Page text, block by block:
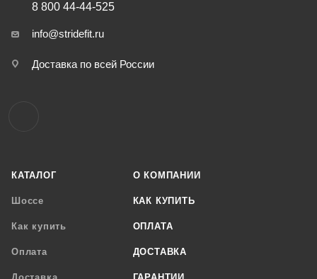
КАТАЛОГ
Шоссе
Как купить
Оплата
О КОМПАНИИ
КАК КУПИТЬ
ОПЛАТА
ДОСТАВКА
8 800 44-44-525
info@stridefit.ru
Доставка по всей России